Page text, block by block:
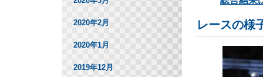
レースの様
2020年2月
2020年1月
2019年12月